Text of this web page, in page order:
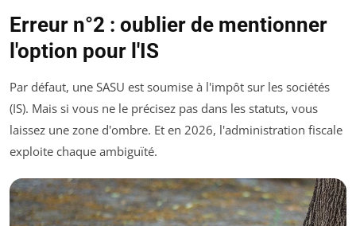
Erreur n°2 : oublier de mentionner
l'option pour l'IS
Par défaut, une SASU est soumise à l'impôt sur les sociétés
(IS). Mais si vous ne le précisez pas dans les statuts, vous
laissez une zone d'ombre. Et en 2026, l'administration fiscale
exploite chaque ambiguïté.